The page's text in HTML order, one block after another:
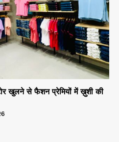
खुलने से फैशन प्रेमियों में ख़ुशी की